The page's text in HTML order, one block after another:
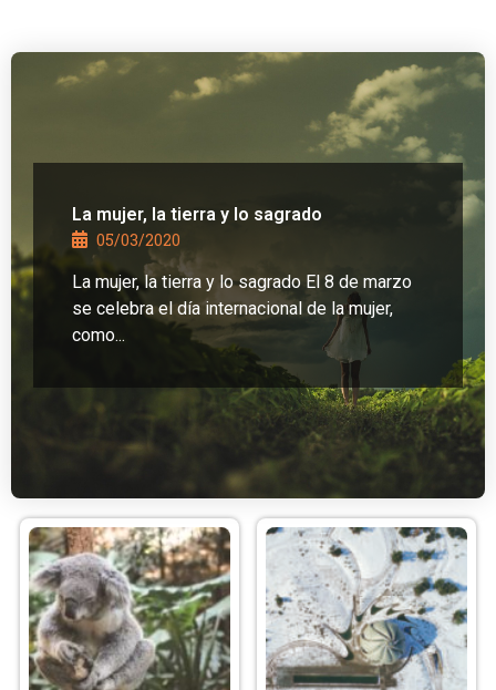
La mujer, la tierra y lo sagrado
05/03/2020
La mujer, la tierra y lo sagrado El 8 de marzo
se celebra el día internacional de la mujer,
como...